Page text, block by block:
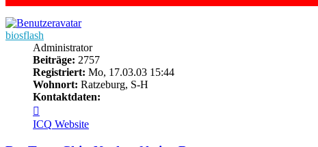
biosflash
Administrator
Beiträge: 2757
Registriert: Mo, 17.03.03 15:44
Wohnort: Ratzeburg, S-H
Kontaktdaten:
von
biosflash
ICQ Website